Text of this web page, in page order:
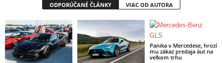
ODPORÚČANÉ ČLÁNKY VIAC OD AUTORA
Panika v Mercedese, hrozí
mu zákaz predaja áut na
veľkom trhu